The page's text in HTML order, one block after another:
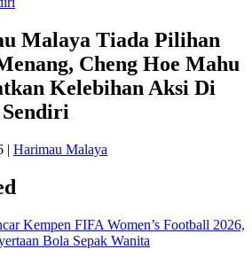
Malaya Tiada Pilihan
Cheng Hoe Mahu
Kelebihan Aksi Di
| Harimau Malaya